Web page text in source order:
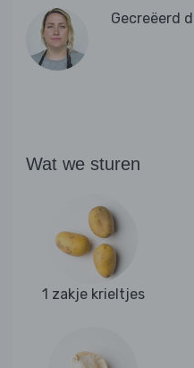
Gecreëerd
Wat we sturen
1 zakje krieltjes